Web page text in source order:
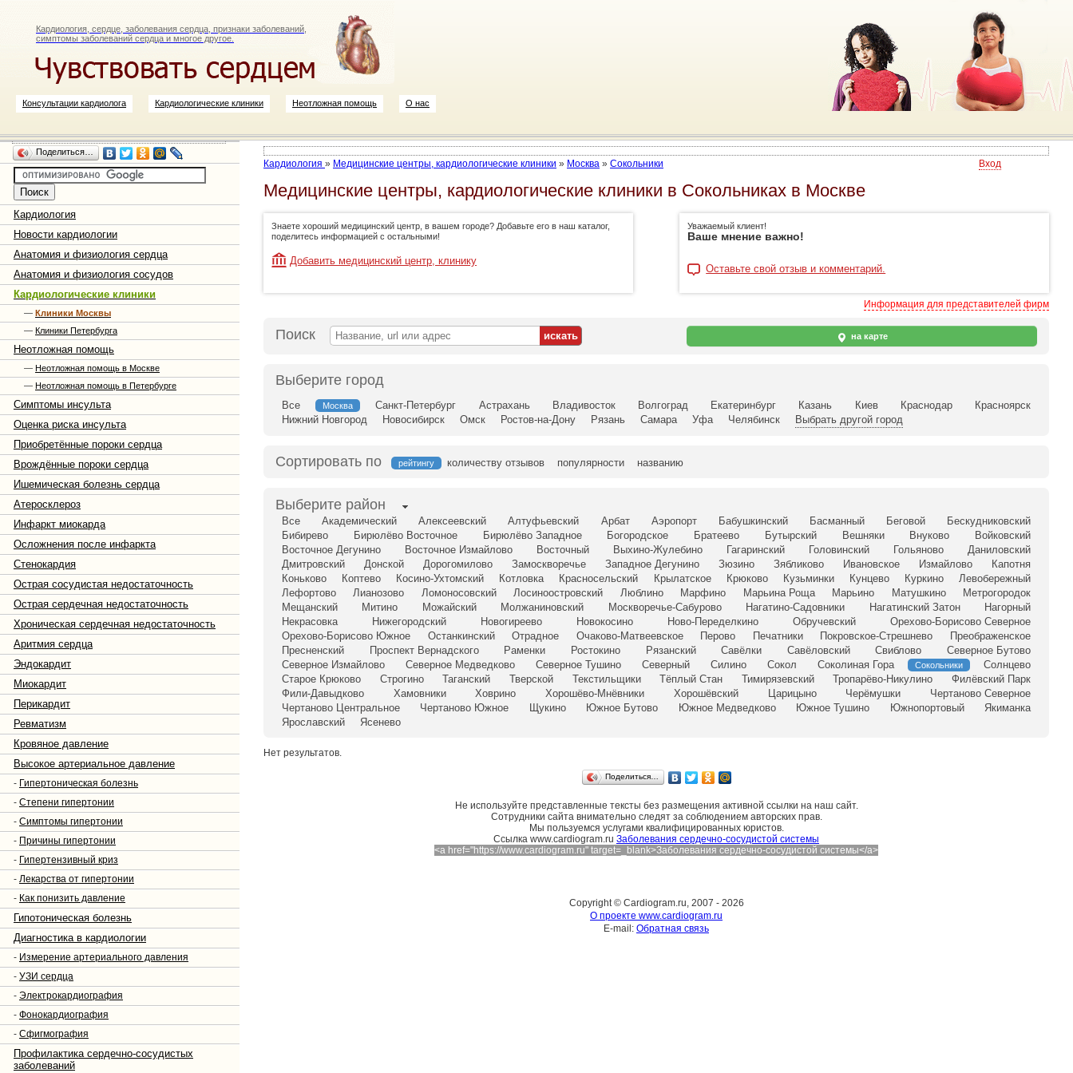
Кардиология, сердце, заболевания сердца, признаки заболеваний,
симптомы заболеваний сердца и многое другое.
Консультации кардиолога Кардиологические клиники Неотложная помощь О нас
Поделиться…
Кардиология
Новости кардиологии
Анатомия и физиология сердца
Анатомия и физиология сосудов
Кардиологические клиники
— Клиники Москвы
— Клиники Петербурга
Неотложная помощь
— Неотложная помощь в Москве
— Неотложная помощь в Петербурге
Симптомы инсульта
Оценка риска инсульта
Приобретённые пороки сердца
Врождённые пороки сердца
Ишемическая болезнь сердца
Атеросклероз
Инфаркт миокарда
Осложнения после инфаркта
Стенокардия
Острая сосудистая недостаточность
Острая сердечная недостаточность
Хроническая сердечная недостаточность
Аритмия сердца
Эндокардит
Миокардит
Перикардит
Ревматизм
Кровяное давление
Высокое артериальное давление
- Гипертоническая болезнь
- Степени гипертонии
- Симптомы гипертонии
- Причины гипертонии
- Гипертензивный криз
- Лекарства от гипертонии
- Как понизить давление
Гипотоническая болезнь
Диагностика в кардиологии
- Измерение артериального давления
- УЗИ сердца
- Электрокардиография
- Фонокардиография
- Сфигмография
Профилактика сердечно-сосудистых
заболеваний
Кардиология » Медицинские центры, кардиологические клиники » Москва » Сокольники Вход
Медицинские центры, кардиологические клиники в Сокольниках в Москве
Знаете хороший медицинский центр, в вашем городе? Добавьте его в наш каталог,
поделитесь информацией с остальными!
Добавить медицинский центр, клинику
Уважаемый клиент!
Ваше мнение важно!
Оставьте свой отзыв и комментарий.
Информация для представителей фирм
Поиск на карте
Выберите город
Все Москва Санкт-Петербург Астрахань Владивосток Волгоград Екатеринбург Казань Киев Краснодар
Красноярск
Нижний Новгород
Новосибирск Омск Ростов-на-Дону Рязань Самара Уфа Челябинск Выбрать другой город
Сортировать по рейтингу количеству отзывов популярности названию
Выберите район
Все Академический Алексеевский Алтуфьевский Арбат Аэропорт Бабушкинский Басманный Беговой
Бескудниковский
Бибирево
Бирюлёво Восточное Бирюлёво Западное Богородское Братеево Бутырский Вешняки Внуково
Войковский
Восточное Дегунино
Восточное Измайлово Восточный Выхино-Жулебино Гагаринский Головинский Гольяново
Даниловский
Дмитровский
Донской Дорогомилово Замоскворечье Западное Дегунино Зюзино Зябликово Ивановское Измайлово
Капотня
Коньково
Коптево Косино-Ухтомский Котловка Красносельский Крылатское Крюково Кузьминки Кунцево Куркино
Левобережный
Лефортово
Лианозово Ломоносовский Лосиноостровский Люблино Марфино Марьина Роща Марьино Матушкино
Метрогородок
Мещанский
Митино Можайский Молжаниновский Москворечье-Сабурово Нагатино-Садовники Нагатинский Затон
Нагорный
Некрасовка
Нижегородский Новогиреево Новокосино Ново-Переделкино Обручевский
Орехово-Борисово Северное
Орехово-Борисово Южное
Останкинский Отрадное Очаково-Матвеевское Перово Печатники Покровское-Стрешнево
Преображенское
Пресненский
Проспект Вернадского Раменки Ростокино Рязанский Савёлки Савёловский Свиблово
Северное Бутово
Северное Измайлово
Северное Медведково Северное Тушино Северный Силино Сокол Соколиная Гора Сокольники
Солнцево
Старое Крюково
Строгино Таганский Тверской Текстильщики Тёплый Стан Тимирязевский Тропарёво-Никулино
Филёвский Парк
Фили-Давыдково
Хамовники Ховрино Хорошёво-Мнёвники Хорошёвский Царицыно Черёмушки
Чертаново Северное
Чертаново Центральное
Чертаново Южное Щукино Южное Бутово Южное Медведково Южное Тушино Южнопортовый
Якиманка
Ярославский
Ясенево
Нет результатов.
Поделиться…
Не используйте представленные тексты без размещения активной ссылки на наш сайт.
Сотрудники сайта внимательно следят за соблюдением авторских прав.
Мы пользуемся услугами квалифицированных юристов.
Cсылка www.cardiogram.ru Заболевания сердечно-сосудистой системы
<a href="https://www.cardiogram.ru" target=_blank>Заболевания сердечно-сосудистой системы</a>
Copyright © Cardiogram.ru, 2007 - 2026
О проекте www.cardiogram.ru
E-mail: Обратная связь